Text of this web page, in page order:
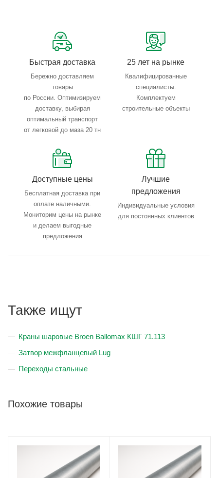
Тройной весовой контроль: въезд, погрузка, выезд
Быстрая доставка
Бережно доставляем
товары
по России. Оптимизируем
доставку, выбирая
оптимальный транспорт
от легковой до маза 20 тн
25 лет на рынке
Квалифицированные
специалисты.
Комплектуем
строительные объекты
Доступные цены
Бесплатная доставка при
оплате наличными.
Мониторим цены на рынке
и делаем выгодные
предложения
Лучшие
предложения
Индивидуальные условия
для постоянных клиентов
Также ищут
Краны шаровые Broen Ballomax КШГ 71.113
Затвор межфланцевый Lug
Переходы стальные
Похожие товары